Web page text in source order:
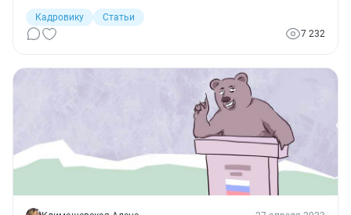
работающему на Севере, приходится уезжать в районы,
где северный коэффициент не установлен.
Или, наоборот, работник из районов с нормальными
оплачивать труд сотрудника и полагается ли ему
надбавка с применением районного коэффициента.
Кадровику
Статьи
7 232